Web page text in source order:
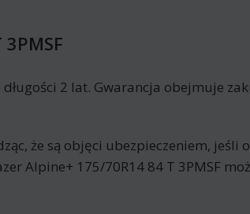
2 lat. Gwarancja obejmuje
że są objęci ubezpieczeniem, jeśli
Alpine+ 175/70R14 84 T 3PMSF